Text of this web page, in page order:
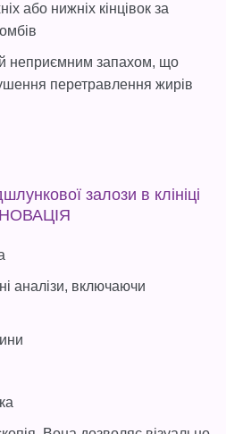
або нижніх кінцівок за
неприємним запахом, що
перетравлення жирів
залози в клініці
аналізи, включаючи